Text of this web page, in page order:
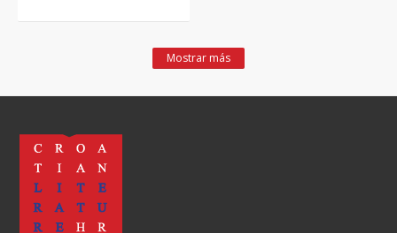
Mostrar más